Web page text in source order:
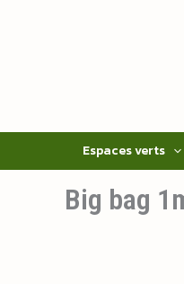
Espaces verts
Big bag